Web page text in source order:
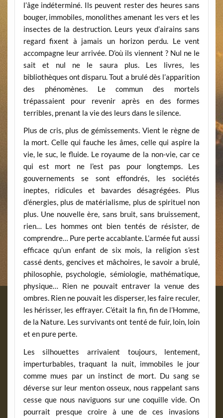
l’âge indéterminé. Ils peuvent rester des heures sans
bouger, immobiles, monolithes amenant les vers et les
insectes de la destruction. Leurs yeux d’airains sans
regard fixent à jamais un horizon perdu. Le vent
accompagne leur arrivée. D’où ils viennent ? Nul ne le
sait et nul ne le saura plus. Les livres, les
bibliothèques ont disparu. Tout a brulé dès l’apparition
des phénomènes. Le commun des mortels
trépassaient pour revenir après en des formes
terribles, prenant la vie des leurs dans le silence.
Plus de cris, plus de gémissements. Vient le règne de
la mort. Celle qui fauche les âmes, celle qui aspire la
vie, le suc, le fluide. Le royaume de la non-vie, car ce
qui est mort ne l’est pas pour longtemps. Les
gouvernements se sont effondrés, les sociétés
ineptes, ridicules et bavardes désagrégées. Plus
d’énergies, plus de matérialisme, plus de spirituel non
plus. Une nouvelle ère, sans bruit, sans bruissement,
rien… Les hommes ont bien tentés de résister, de
comprendre… Pure perte accablante. L’armée fut aussi
efficace qu’un enfant de six mois, la religion s’est
cassé dents, gencives et mâchoires, le savoir a brulé,
philosophie, psychologie, sémiologie, mathématique,
physique… Rien ne pouvait entraver la venue des
ombres. Rien ne pouvait les disperser, les faire reculer,
les hérisser, les effrayer. C’était la fin, fin de l’Homme,
de la Nature. Les survivants ont tenté de fuir, loin, loin
et en pure perte.
Les silhouettes arrivaient toujours, lentement,
imperturbables, traquant la nuit, immobiles le jour
comme mues par un instinct de mort. Du sang se
déverse sur leur menton osseux, nous rappelant sans
cesse que nous naviguons sur une coquille vide. On
pourrait presque croire à une de ces invasions